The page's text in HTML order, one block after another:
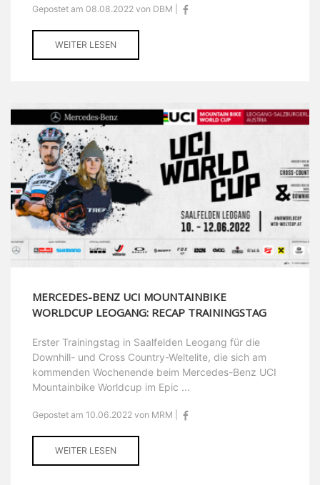
Gepostet am 08.08.2022 von DBM |
WEITER LESEN
MERCEDES-BENZ UCI MOUNTAINBIKE
WORLDCUP LEOGANG: RECAP TRAININGSTAG
Erster Trainingstag in Saalfelden Leogang für die
Downhill- und Cross Country-Weltelite, die sich am
kommenden Wochenende beim Mercedes-Benz UCI
Mountainbike Worldcup im Epic ...
Gepostet am 10.06.2022 von MRM |
WEITER LESEN